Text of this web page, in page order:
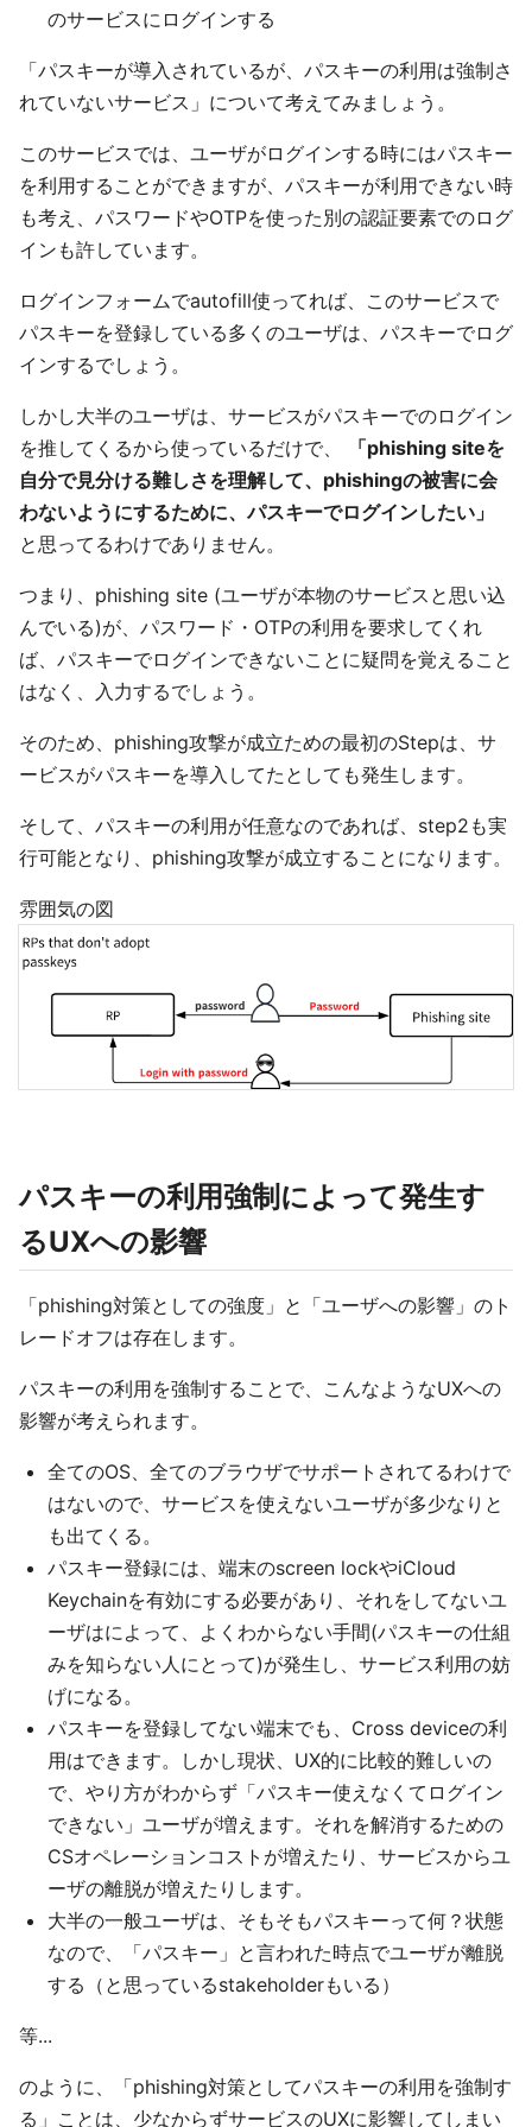
のサービスにログインする
「パスキーが導入されているが、パスキーの利用は強制さ
れていないサービス」について考えてみましょう。
このサービスでは、ユーザがログインする時にはパスキー
を利用することができますが、パスキーが利用できない時
も考え、パスワードやOTPを使った別の認証要素でのログ
インも許しています。
ログインフォームでautofill使ってれば、このサービスで
パスキーを登録している多くのユーザは、パスキーでログ
インするでしょう。
しかし大半のユーザは、サービスがパスキーでのログイン
を推してくるから使っているだけで、
「phishing siteを
自分で見分ける難しさを理解して、phishingの被害に会
わないようにするために、パスキーでログインしたい」
と思ってるわけでありません。
つまり、phishing site (ユーザが本物のサービスと思い込
んでいる)が、パスワード・OTPの利用を要求してくれ
ば、パスキーでログインできないことに疑問を覚えること
はなく、入力するでしょう。
そのため、phishing攻撃が成立ための最初のStepは、サ
ービスがパスキーを導入してたとしても発生します。
そして、パスキーの利用が任意なのであれば、step2も実
行可能となり、phishing攻撃が成立することになります。
雰囲気の図
パスキーの利用強制によって発生す
るUXへの影響
「phishing対策としての強度」と「ユーザへの影響」のト
レードオフは存在します。
パスキーの利用を強制することで、こんなようなUXへの
影響が考えられます。
全てのOS、全てのブラウザでサポートされてるわけで
はないので、サービスを使えないユーザが多少なりと
も出てくる。
パスキー登録には、端末のscreen lockやiCloud
Keychainを有効にする必要があり、それをしてないユ
ーザはによって、よくわからない手間(パスキーの仕組
みを知らない人にとって)が発生し、サービス利用の妨
げになる。
パスキーを登録してない端末でも、Cross deviceの利
用はできます。しかし現状、UX的に比較的難しいの
で、やり方がわからず「パスキー使えなくてログイン
できない」ユーザが増えます。それを解消するための
CSオペレーションコストが増えたり、サービスからユ
ーザの離脱が増えたりします。
大半の一般ユーザは、そもそもパスキーって何？状態
なので、「パスキー」と言われた時点でユーザが離脱
する（と思っているstakeholderもいる）
等...
のように、「phishing対策としてパスキーの利用を強制す
る」ことは、少なからずサービスのUXに影響してしまい